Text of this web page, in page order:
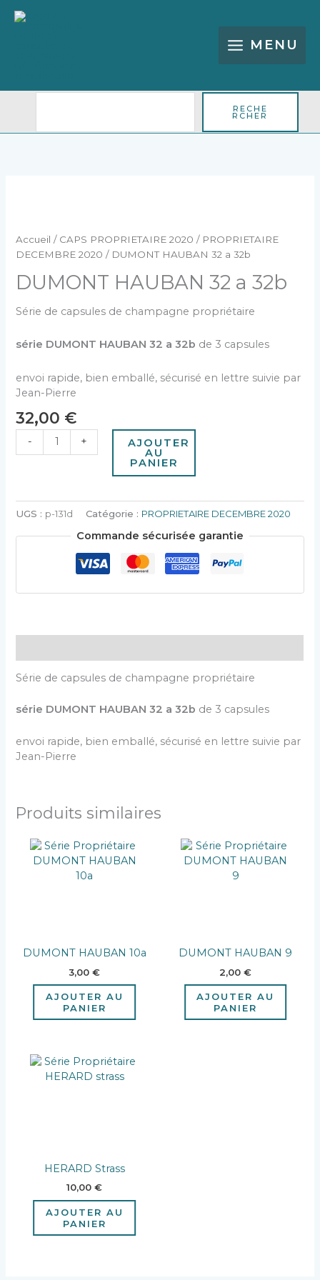
MENU
RECHE
RCHER
Accueil / CAPS PROPRIETAIRE 2020 / PROPRIETAIRE
DECEMBRE 2020 / DUMONT HAUBAN 32 a 32b
DUMONT HAUBAN 32 a 32b
Série de capsules de champagne propriétaire
série DUMONT HAUBAN 32 a 32b de 3 capsules
envoi rapide, bien emballé, sécurisé en lettre suivie par
Jean-Pierre
32,00 €
-
HAUBAN
32b
+ AJOUTER
AU
PANIER
UGS : p-131d Catégorie : PROPRIETAIRE DECEMBRE 2020
Commande sécurisée garantie
Série de capsules de champagne propriétaire
série DUMONT HAUBAN 32 a 32b de 3 capsules
envoi rapide, bien emballé, sécurisé en lettre suivie par
Jean-Pierre
Produits similaires
DUMONT HAUBAN 10a
3,00€
AJOUTER AU
PANIER
DUMONT HAUBAN 9
2,00€
AJOUTER AU
PANIER
HERARD Strass
10,00€
AJOUTER AU
PANIER